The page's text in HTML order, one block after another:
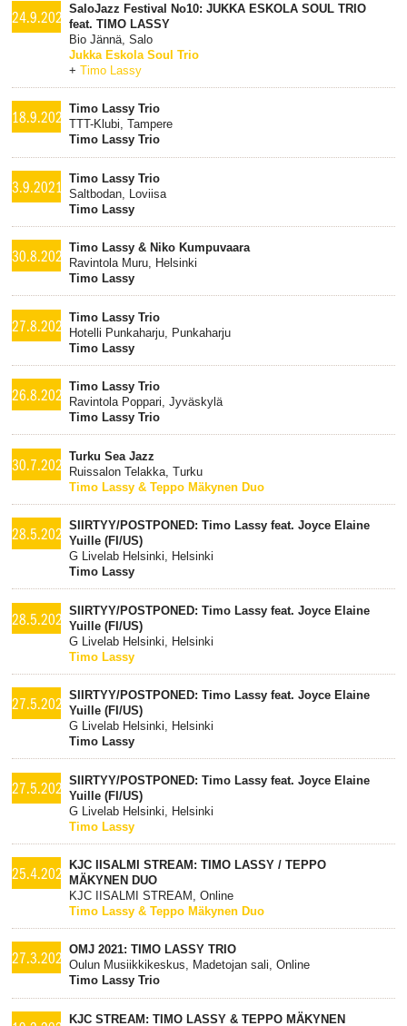
24.9.2021SaloJazz Festival No10: JUKKA ESKOLA SOUL TRIO
feat. TIMO LASSY
Bio Jännä, Salo
Jukka Eskola Soul Trio
+Timo Lassy
18.9.2021Timo Lassy Trio
TTT-Klubi, Tampere
Timo Lassy Trio
3.9.2021
Timo Lassy Trio
Saltbodan, Loviisa
Timo Lassy
30.8.2021
Timo Lassy & Niko Kumpuvaara
Ravintola Muru, Helsinki
Timo Lassy
27.8.2021
Timo Lassy Trio
Hotelli Punkaharju, Punkaharju
Timo Lassy
26.8.2021
Timo Lassy Trio
Ravintola Poppari, Jyväskylä
Timo Lassy Trio
30.7.2021
Turku Sea Jazz
Ruissalon Telakka, Turku
Timo Lassy & Teppo Mäkynen Duo
28.5.2021SIIRTYY/POSTPONED: Timo Lassy feat. Joyce Elaine
Yuille (FI/US)
G Livelab Helsinki, Helsinki
Timo Lassy
28.5.2021SIIRTYY/POSTPONED: Timo Lassy feat. Joyce Elaine
Yuille (FI/US)
G Livelab Helsinki, Helsinki
Timo Lassy
27.5.2021SIIRTYY/POSTPONED: Timo Lassy feat. Joyce Elaine
Yuille (FI/US)
G Livelab Helsinki, Helsinki
Timo Lassy
27.5.2021SIIRTYY/POSTPONED: Timo Lassy feat. Joyce Elaine
Yuille (FI/US)
G Livelab Helsinki, Helsinki
Timo Lassy
25.4.2021KJC IISALMI STREAM: TIMO LASSY / TEPPO
MÄKYNEN DUO
KJC IISALMI STREAM, Online
Timo Lassy & Teppo Mäkynen Duo
27.3.2021OMJ 2021: TIMO LASSY TRIO
Oulun Musiikkikeskus, Madetojan sali, Online
Timo Lassy Trio
KJC STREAM: TIMO LASSY & TEPPO MÄKYNEN